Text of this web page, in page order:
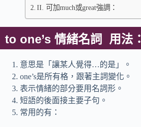
II. 可加much或great強調：
to one’s 情緒名詞 用法：
意思是「讓某人覺得…的是」。
one’s是所有格，跟著主詞變化。
表示情緒的部分要用名詞形。
短語的後面接主要子句。
常用的有：